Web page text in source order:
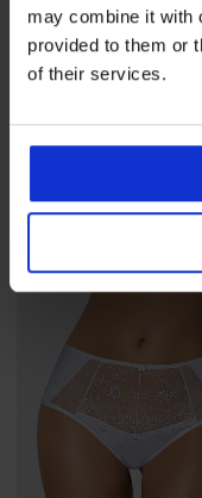
may combine it with
provided to them or
of their services.
Zniżka
70,79 złPierwotna
115,99 zł